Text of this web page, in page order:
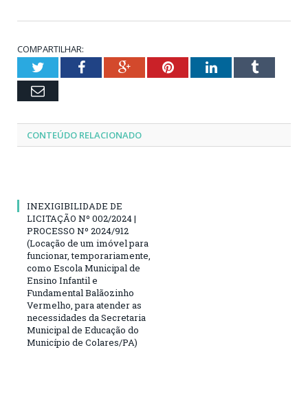
COMPARTILHAR:
TwitterFacebookGoogle+PinterestLinkedInTumblr
Email
CONTEÚDO RELACIONADO
INEXIGIBILIDADE DE
LICITAÇÃO Nº 002/2024 |
PROCESSO Nº 2024/912
(Locação de um imóvel para
funcionar, temporariamente,
como Escola Municipal de
Ensino Infantil e
Fundamental Balãozinho
Vermelho, para atender as
necessidades da Secretaria
Municipal de Educação do
Município de Colares/PA)